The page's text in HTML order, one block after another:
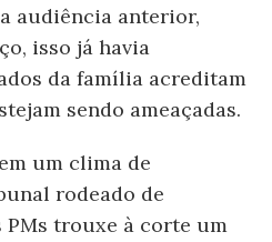
audiência anterior,
isso já havia
da família acreditam
sendo ameaçadas.
um clima de
rodeado de
PMs trouxe à corte um